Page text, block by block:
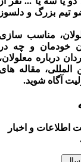
تیم بزرگ و دلسوز
مناسب سازی
و چه در
درباره معلولان،
مقاله های
آگاه شوید.
اطلاعات و اخبار